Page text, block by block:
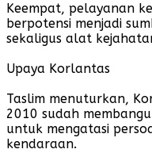
Keempat, pelayanan
berpotensi menjadi
sekaligus alat
Upaya Korlantas
Taslim menuturkan,
2010 sudah
untuk mengatasi
kendaraan.